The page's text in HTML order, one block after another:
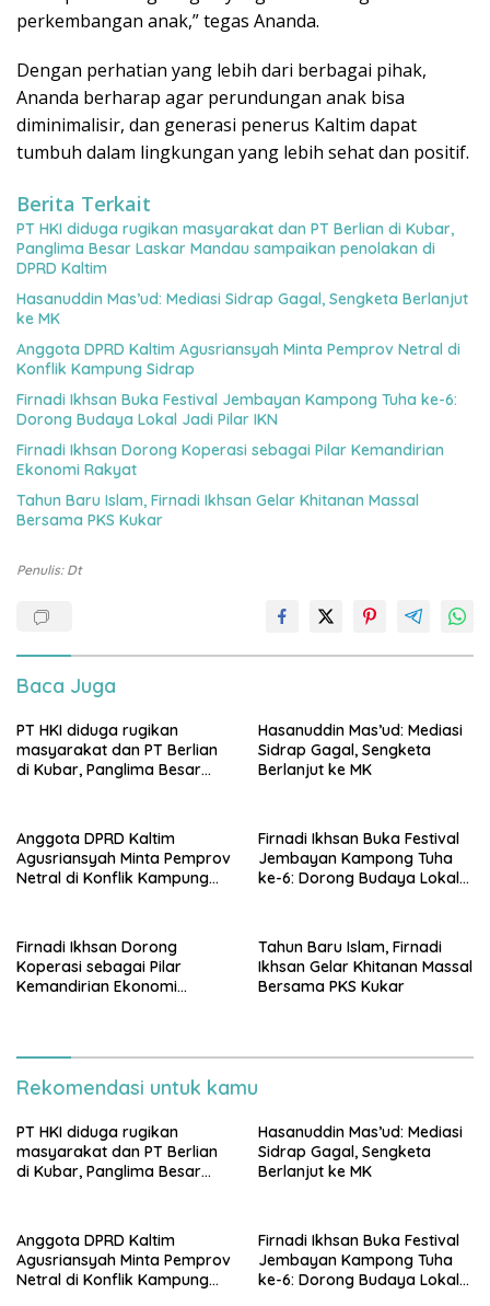
perkembangan anak,” tegas Ananda.
Dengan perhatian yang lebih dari berbagai pihak,
Ananda berharap agar perundungan anak bisa
diminimalisir, dan generasi penerus Kaltim dapat
tumbuh dalam lingkungan yang lebih sehat dan positif.
Berita Terkait
PT HKI diduga rugikan masyarakat dan PT Berlian di Kubar,
Panglima Besar Laskar Mandau sampaikan penolakan di
DPRD Kaltim
Hasanuddin Mas’ud: Mediasi Sidrap Gagal, Sengketa Berlanjut
ke MK
Anggota DPRD Kaltim Agusriansyah Minta Pemprov Netral di
Konflik Kampung Sidrap
Firnadi Ikhsan Buka Festival Jembayan Kampong Tuha ke-6:
Dorong Budaya Lokal Jadi Pilar IKN
Firnadi Ikhsan Dorong Koperasi sebagai Pilar Kemandirian
Ekonomi Rakyat
Tahun Baru Islam, Firnadi Ikhsan Gelar Khitanan Massal
Bersama PKS Kukar
Penulis: Dt
Baca Juga
PT HKI diduga rugikan
masyarakat dan PT Berlian
di Kubar, Panglima Besar
Hasanuddin Mas’ud: Mediasi
Sidrap Gagal, Sengketa
Berlanjut ke MK
Anggota DPRD Kaltim
Agusriansyah Minta Pemprov
Netral di Konflik Kampung
Firnadi Ikhsan Buka Festival
Jembayan Kampong Tuha
ke-6: Dorong Budaya Lokal
Firnadi Ikhsan Dorong
Koperasi sebagai Pilar
Kemandirian Ekonomi
Tahun Baru Islam, Firnadi
Ikhsan Gelar Khitanan Massal
Bersama PKS Kukar
Rekomendasi untuk kamu
PT HKI diduga rugikan
masyarakat dan PT Berlian
di Kubar, Panglima Besar
Hasanuddin Mas’ud: Mediasi
Sidrap Gagal, Sengketa
Berlanjut ke MK
Anggota DPRD Kaltim
Agusriansyah Minta Pemprov
Netral di Konflik Kampung
Firnadi Ikhsan Buka Festival
Jembayan Kampong Tuha
ke-6: Dorong Budaya Lokal